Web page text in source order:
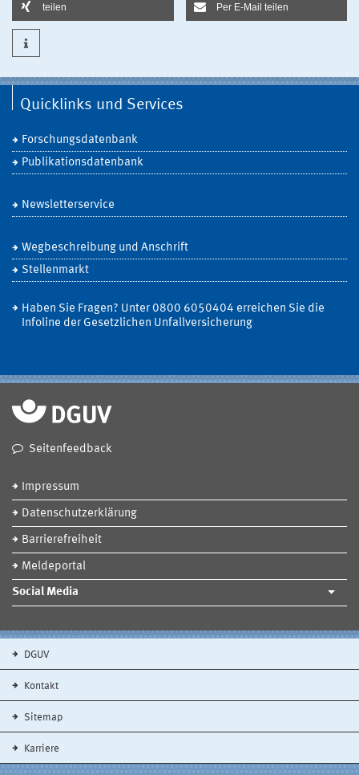
teilen Per E-Mail teilen
Quicklinks und Services
Forschungsdatenbank
Publikationsdatenbank
Newsletterservice
Wegbeschreibung und Anschrift
Stellenmarkt
Haben Sie Fragen? Unter 0800 6050404 erreichen Sie die
Infoline der Gesetzlichen Unfallversicherung
Seitenfeedback
Impressum
Datenschutzerklärung
Barrierefreiheit
Meldeportal
Social Media
DGUV
Kontakt
Sitemap
Karriere